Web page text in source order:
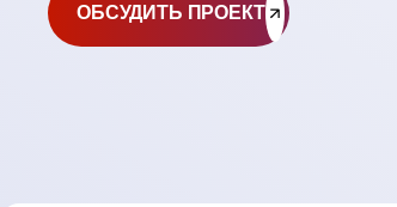
ОБСУДИТЬ ПРОЕКТ